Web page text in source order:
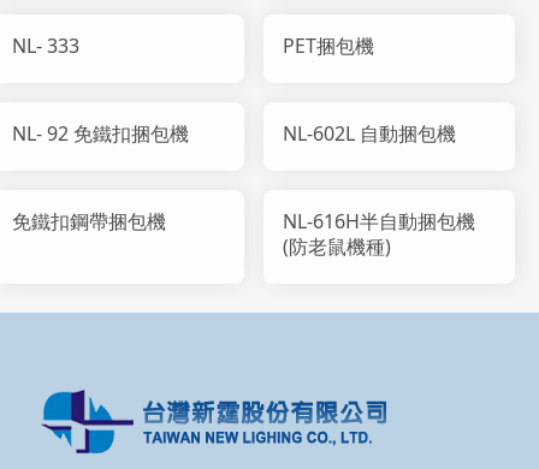
NL- 333 PET捆包機
NL- 92 免鐵扣捆包機 NL-602L 自動捆包機
免鐵扣鋼帶捆包機
NL-616H半自動捆包機
(防老鼠機種)